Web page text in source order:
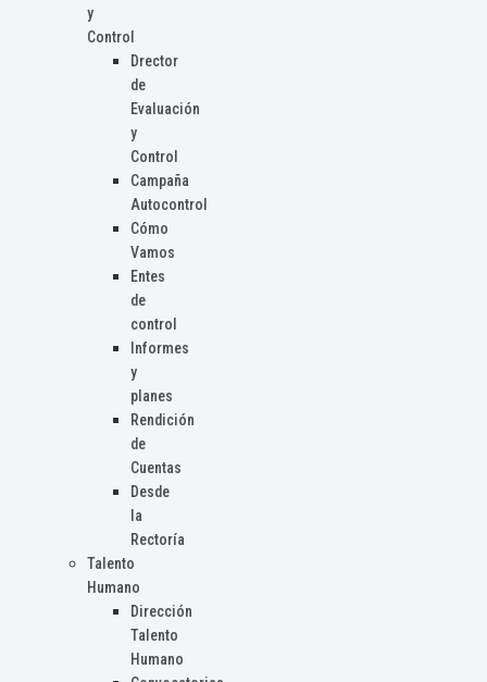
y
Control
Drector
de
Evaluación
y
Control
Campaña
Autocontrol
Cómo
Vamos
Entes
de
control
Informes
y
planes
Rendición
de
Cuentas
Desde
la
Rectoría
Talento
Humano
Dirección
Talento
Humano